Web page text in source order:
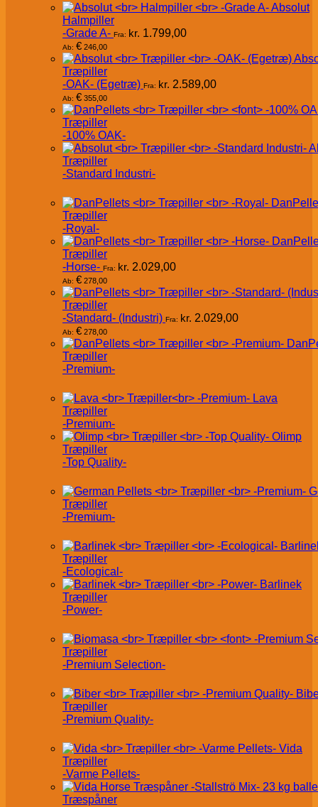
Absolut
Halmpiller
-Grade A- Fra: kr. 1.799,00
Ab: € 246,00
Træpiller
-OAK- (Egetræ) Fra: kr. 2.589,00
Ab: € 355,00
Træpiller
-100% OAK-
Træpiller
-Standard Industri-
Træpiller
-Royal-
Træpiller
-Horse- Fra: kr. 2.029,00
Ab: € 278,00
Træpiller
-Standard- (Industri) Fra: kr. 2.029,00
Ab: € 278,00
Træpiller
-Premium-
Lava
Træpiller
-Premium-
Olimp
Træpiller
-Top Quality-
Træpiller
-Premium-
Træpiller
-Ecological-
Barlinek
Træpiller
-Power-
Træpiller
-Premium Selection-
Træpiller
-Premium Quality-
Vida
Træpiller
-Varme Pellets-
Træspåner